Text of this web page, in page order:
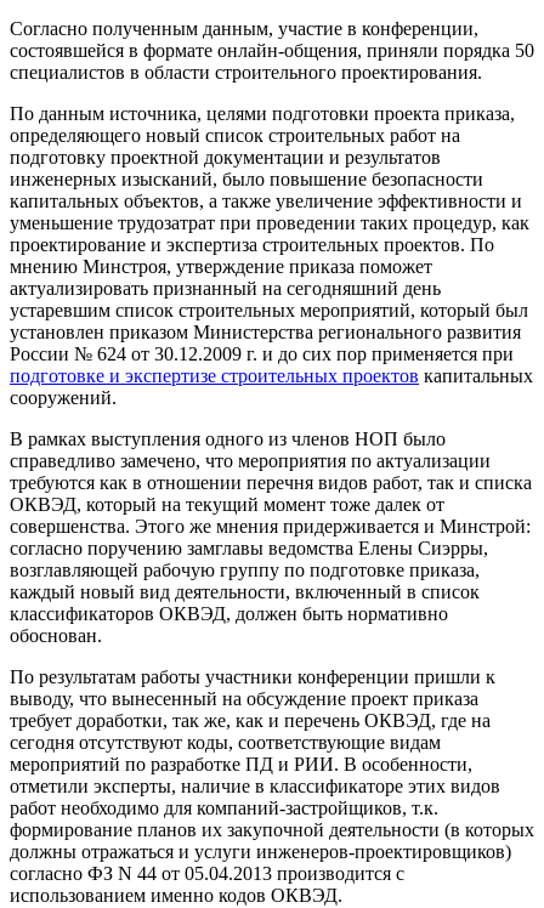
Согласно полученным данным, участие в конференции,
состоявшейся в формате онлайн-общения, приняли порядка 50
специалистов в области строительного проектирования.
По данным источника, целями подготовки проекта приказа,
определяющего новый список строительных работ на
подготовку проектной документации и результатов
инженерных изысканий, было повышение безопасности
капитальных объектов, а также увеличение эффективности и
уменьшение трудозатрат при проведении таких процедур, как
проектирование и экспертиза строительных проектов. По
мнению Минстроя, утверждение приказа поможет
актуализировать признанный на сегодняшний день
устаревшим список строительных мероприятий, который был
установлен приказом Министерства регионального развития
России № 624 от 30.12.2009 г. и до сих пор применяется при
подготовке и экспертизе строительных проектов капитальных
сооружений.
В рамках выступления одного из членов НОП было
справедливо замечено, что мероприятия по актуализации
требуются как в отношении перечня видов работ, так и списка
ОКВЭД, который на текущий момент тоже далек от
совершенства. Этого же мнения придерживается и Минстрой:
согласно поручению замглавы ведомства Елены Сиэрры,
возглавляющей рабочую группу по подготовке приказа,
каждый новый вид деятельности, включенный в список
классификаторов ОКВЭД, должен быть нормативно
обоснован.
По результатам работы участники конференции пришли к
выводу, что вынесенный на обсуждение проект приказа
требует доработки, так же, как и перечень ОКВЭД, где на
сегодня отсутствуют коды, соответствующие видам
мероприятий по разработке ПД и РИИ. В особенности,
отметили эксперты, наличие в классификаторе этих видов
работ необходимо для компаний-застройщиков, т.к.
формирование планов их закупочной деятельности (в которых
должны отражаться и услуги инженеров-проектировщиков)
согласно ФЗ N 44 от 05.04.2013 производится с
использованием именно кодов ОКВЭД.